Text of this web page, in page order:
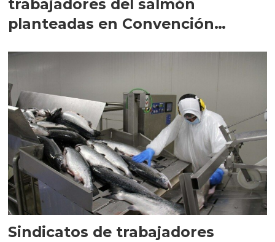
trabajadores del salmón
planteadas en Convención
Sindicatos de trabajadores